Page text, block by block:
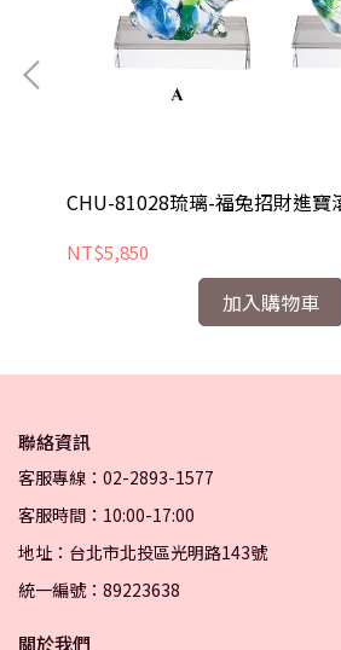
CHU-81028琉璃-福兔招財進寶
NT$5,850
加入購物車
聯絡資訊
客服專線：02-2893-1577
客服時間：10:00-17:00
地址：台北市北投區光明路143號
統一編號：89223638
關於我們